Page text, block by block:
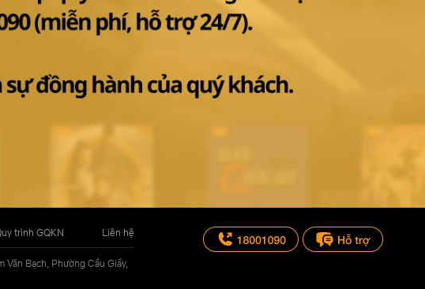
trình GQKN Liên hệ
Bạch, Phường Cầu Giấy,